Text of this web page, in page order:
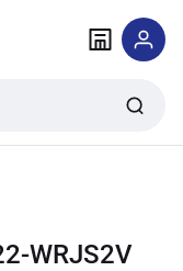
WRJS2V